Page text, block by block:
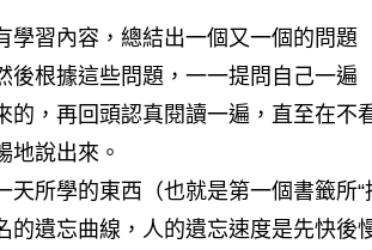
習內容，總結出一個又一個的問題
根據這些問題，一一提問自己一遍
，再回頭認真閱讀一遍，直至在不
地說出來。
學的東西（也就是第一個書籤所“
的遺忘曲線，人的遺忘速度是先快後